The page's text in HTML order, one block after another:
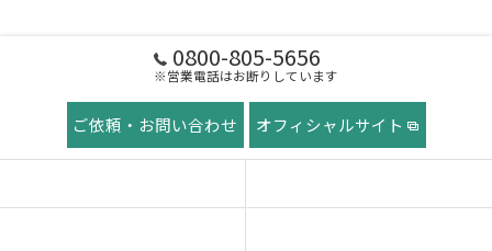
0800-805-5656
※営業電話はお断りしています
ご依頼・お問い合わせ オフィシャルサイト